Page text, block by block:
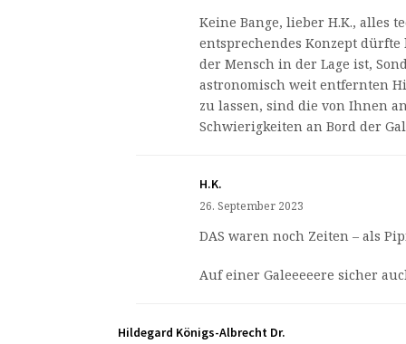
Keine Bange, lieber H.K., alles
entsprechendes Konzept
der Mensch in der Lage ist,
astronomisch weit entfernten
zu lassen, sind die von Ihnen
Schwierigkeiten an Bord der
H.K.
26. September 2023
DAS waren noch Zeiten – als
Auf einer Galeeeeere sicher
Hildegard Königs-Albrecht Dr.